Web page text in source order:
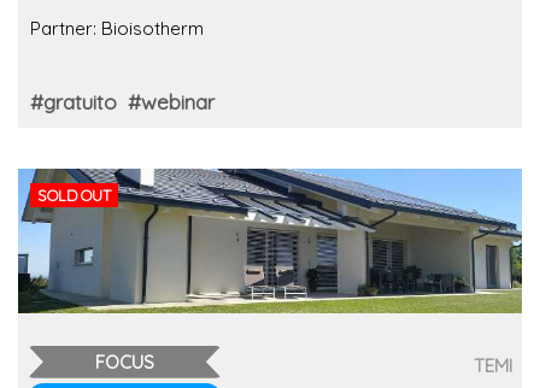
Partner: Bioisotherm
#gratuito #webinar
SOLD OUT
FOCUS TEMI